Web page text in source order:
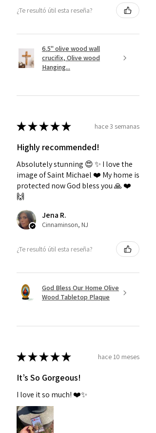
¿Te resultó útil esta reseña?
6.5" olive wood wall
crucifix, Olive wood
Hanging...
★★★★★ hace 3 semanas
Highly recommended!
Absolutely stunning 😍 ✨️ I love the
image of Saint Michael ❤️ My home is
protected now God bless you 🙏 ❤️
🙌
Jena R.
Cinnaminson, NJ
¿Te resultó útil esta reseña?
God Bless Our Home Olive
Wood Tabletop Plaque
★★★★★ hace 10 meses
It’s So Gorgeous!
I love it so much! ❤️✨